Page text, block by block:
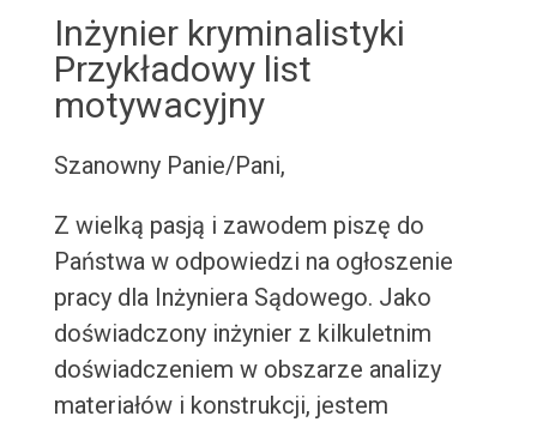
Inżynier kryminalistyki
Przykładowy list
motywacyjny
Szanowny Panie/Pani,
Z wielką pasją i zawodem piszę do
Państwa w odpowiedzi na ogłoszenie
pracy dla Inżyniera Sądowego. Jako
doświadczony inżynier z kilkuletnim
doświadczeniem w obszarze analizy
materiałów i konstrukcji, jestem